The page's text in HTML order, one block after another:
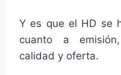
Y es que el HD se
cuanto a
calidad y oferta.